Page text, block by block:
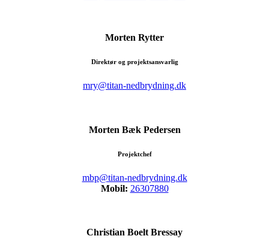
Morten Rytter
Direktør og projektsansvarlig
mry@titan-nedbrydning.dk
Morten Bæk Pedersen
Projektchef
mbp@titan-nedbrydning.dk
Mobil: 26307880
Christian Boelt Bressay